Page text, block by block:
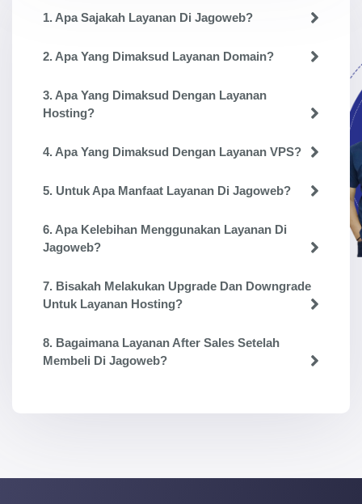
1. Apa Sajakah Layanan Di Jagoweb?
2. Apa Yang Dimaksud Layanan Domain?
3. Apa Yang Dimaksud Dengan Layanan
Hosting?
4. Apa Yang Dimaksud Dengan Layanan VPS?
5. Untuk Apa Manfaat Layanan Di Jagoweb?
6. Apa Kelebihan Menggunakan Layanan Di
Jagoweb?
7. Bisakah Melakukan Upgrade Dan Downgrade
Untuk Layanan Hosting?
8. Bagaimana Layanan After Sales Setelah
Membeli Di Jagoweb?